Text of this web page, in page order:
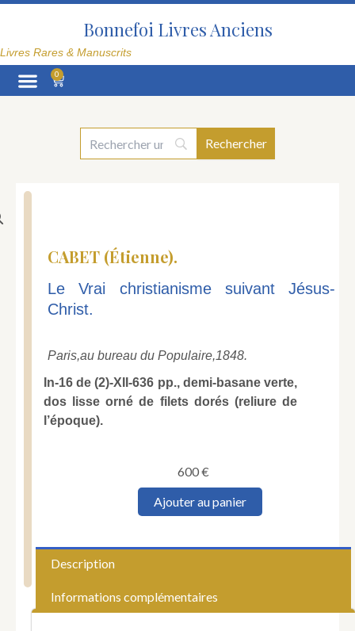
Aller
Bonnefoi Livres Anciens
Livres Rares & Manuscrits
0
Panier
CABET (Étienne).
Le Vrai christianisme suivant Jésus-
Christ.
Paris,au bureau du Populaire,1848.
In-16 de (2)-XII-636 pp., demi-basane verte,
dos lisse orné de filets dorés (reliure de
l’époque).
600€
quantité
christianisme
suivant
Ajouter au panier
Description
Informations complémentaires